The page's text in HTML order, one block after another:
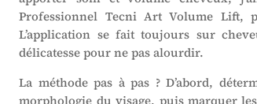
Professionnel Tecni Art Volume Lift,
L’application se fait toujours sur
délicatesse pour ne pas alourdir.
La méthode pas à pas ? D’abord,
morphologie du visage, puis marquer